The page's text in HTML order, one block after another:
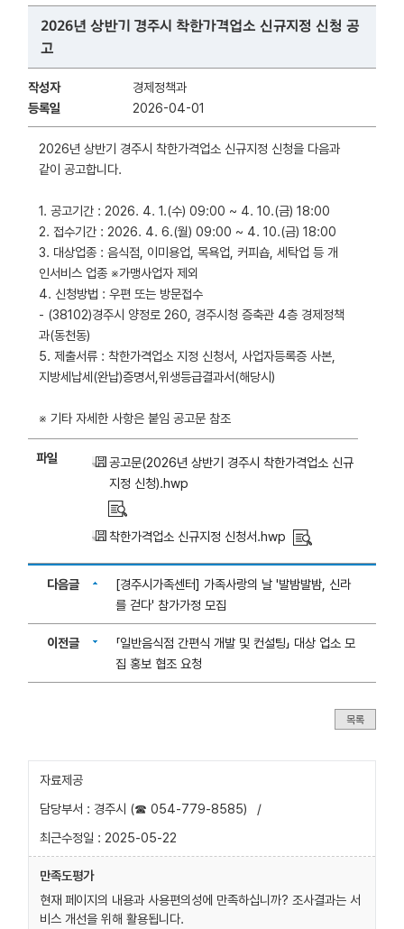
2026년 상반기 경주시 착한가격업소 신규지정 신청 공
고
작성자
경제정책과
등록일
2026-04-01
2026년 상반기 경주시 착한가격업소 신규지정 신청을 다음과
같이 공고합니다.
1. 공고기간 : 2026. 4. 1.(수) 09:00 ~ 4. 10.(금) 18:00
2. 접수기간 : 2026. 4. 6.(월) 09:00 ~ 4. 10.(금) 18:00
3. 대상업종 : 음식점, 이미용업, 목욕업, 커피숍, 세탁업 등 개
인서비스 업종 ※가맹사업자 제외
4. 신청방법 : 우편 또는 방문접수
- (38102)경주시 양정로 260, 경주시청 증축관 4층 경제정책
과(동천동)
5. 제출서류 : 착한가격업소 지정 신청서, 사업자등록증 사본,
지방세납세(완납)증명서,위생등급결과서(해당시)
※ 기타 자세한 사항은 붙임 공고문 참조
파일
공고문(2026년 상반기 경주시 착한가격업소 신규
지정 신청).hwp
착한가격업소 신규지정 신청서.hwp
다음글
[경주시가족센터] 가족사랑의 날 '발밤발밤, 신라
를 걷다' 참가가정 모집
이전글
「일반음식점 간편식 개발 및 컨설팅」 대상 업소 모
집 홍보 협조 요청
목록
자료제공
담당부서 : 경주시 (☎ 054-779-8585)
/
최근수정일 : 2025-05-22
만족도평가
현재 페이지의 내용과 사용편의성에 만족하십니까? 조사결과는 서
비스 개선을 위해 활용됩니다.